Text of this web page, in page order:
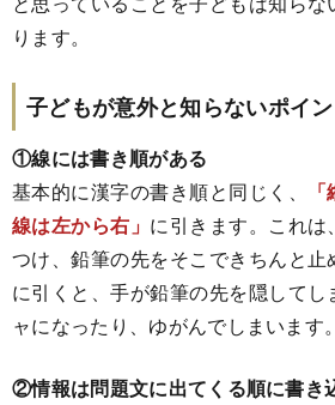
ります。
子どもが意外と知らないポイン
①線には書き順がある
基本的に漢字の書き順と同じく、
線は左から右」 に引きます。これ
つけ、鉛筆の先をそこできちんと止
に引くと、手が鉛筆の先を隠して
ャになったり、ゆがんでしまいます。
②情報は問題文に出てくる順に書き